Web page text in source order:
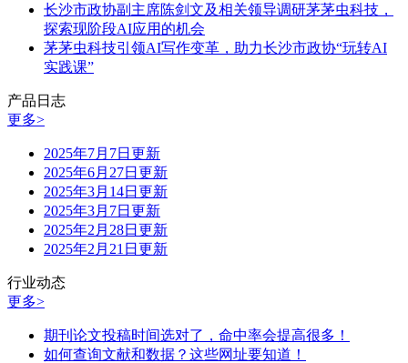
长沙市政协副主席陈剑文及相关领导调研茅茅虫科技，
探索现阶段AI应用的机会
茅茅虫科技引领AI写作变革，助力长沙市政协“玩转AI
实践课”
产品日志
更多>
2025年7月7日更新
2025年6月27日更新
2025年3月14日更新
2025年3月7日更新
2025年2月28日更新
2025年2月21日更新
行业动态
更多>
期刊论文投稿时间选对了，命中率会提高很多！
如何查询文献和数据？这些网址要知道！